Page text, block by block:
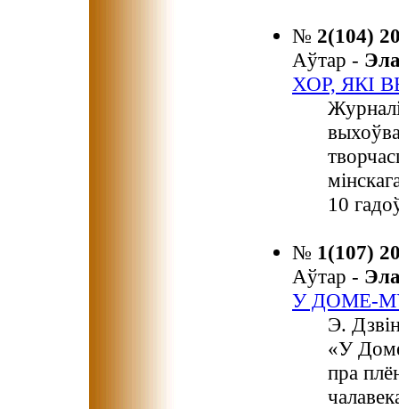
№ 2(104)
Аўтар -
ХОР, ЯКІ
10
№ 1(107)
Аўтар -
У ДОМЕ-
Э.
«У
пра